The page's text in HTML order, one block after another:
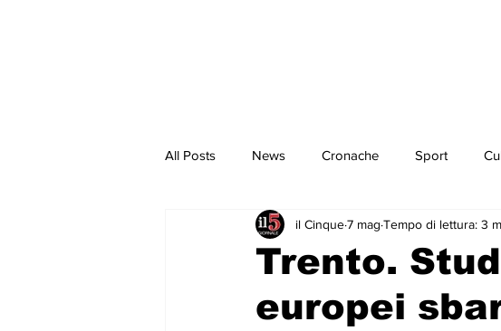
All Posts News Cronache Sport
Rubriche & Curiosità Sport in primo piano
Trento.
europei
il Cinque7 mag Tempo di lettura: 3